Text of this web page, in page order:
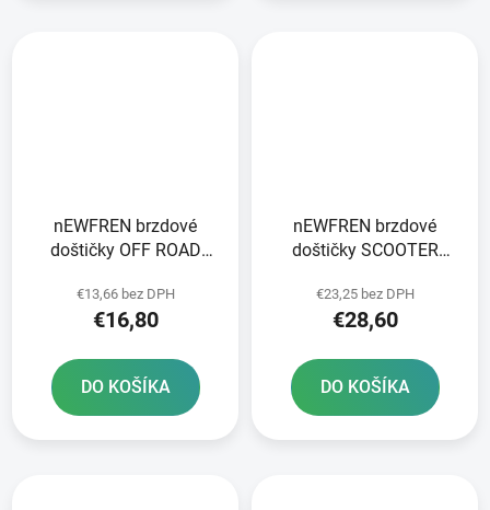
nEWFREN brzdové
doštičky OFF ROAD
balení
€13,66 bez DPH
€16,80
DO KOŠÍKA
nEWFREN brzdové
doštičky SCOOTER
balení
€23,25 bez DPH
€28,60
DO KOŠÍKA